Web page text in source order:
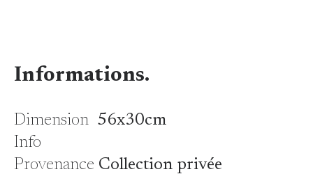
Informations.
Dimension56x30cm
Info
Provenance Collection privée